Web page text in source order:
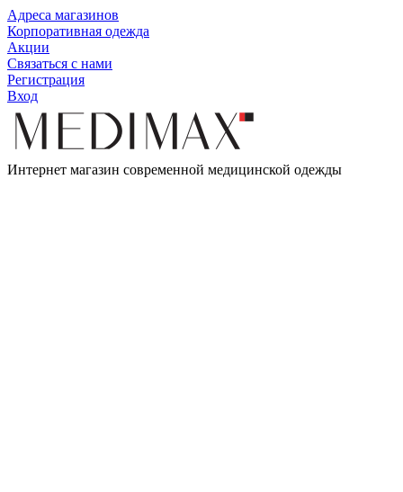
Адреса магазинов
Корпоративная одежда
Акции
Связаться с нами
Регистрация
Вход
Интернет магазин современной медицинской одежды